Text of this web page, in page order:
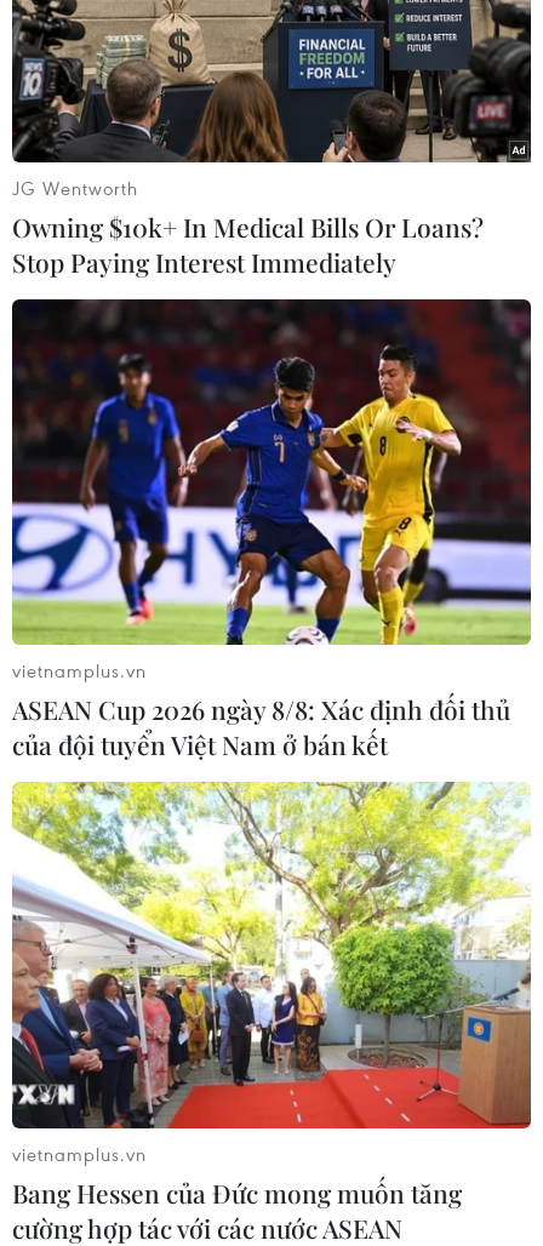
Ngoại trưởng Nga, Mỹ điện đàm về tình
hình chiến sự ở Aleppo
14/12/2016 23:18
Bộ Ngoại giao Nga thông báo Ngoại trưởng nước này
Sergei Lavrov và người đồng cấp Mỹ John Kerry ngày
14/12 đã điện đàm về tình hình ở khu vực phía Đông
thành phố Aleppo, miền Bắc Syria.
Ngoại trưởng Nga, Mỹ thảo luận bình
thường hóa tình hình Aleppo
20/12/2016 22:47
Ngoại trưởng Nga Sergey Lavrov đã có cuộc điện đàm
với người đồng cấp Mỹ John Kerry để thảo luận các vấn
đề bình thường hóa hoàn toàn tình hình tại thành phố
Aleppo của Syria.
JG Wentworth
Owning $10k+ In Medical Bills Or Loans?
Stop Paying Interest Immediately
vietnamplus.vn
ASEAN Cup 2026 ngày 8/8: Xác định đối thủ
của đội tuyển Việt Nam ở bán kết
vietnamplus.vn
Bang Hessen của Đức mong muốn tăng
cường hợp tác với các nước ASEAN